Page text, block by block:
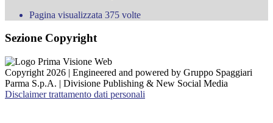
Pagina visualizzata 375 volte
Sezione Copyright
Copyright 2026 | Engineered and powered by Gruppo Spaggiari
Parma S.p.A. | Divisione Publishing & New Social Media
Disclaimer trattamento dati personali